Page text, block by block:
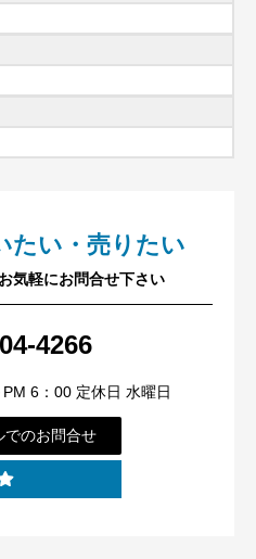
たい・売りたい
気軽にお問合せ下さい
4266
6：00 定休日 水曜日
でのお問合せ